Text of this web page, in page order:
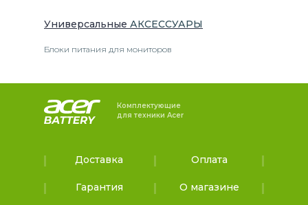
Универсальные АКСЕССУАРЫ
Блоки питания для мониторов
Комплектующие
для техники Acer
Доставка Оплата
Гарантия О магазине